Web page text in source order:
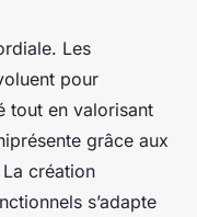
Les
pour
tout en valorisant
grâce aux
création
s’adapte